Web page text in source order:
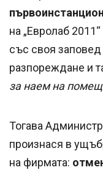
на „Евролаб
със своя
разпореждане и
за наем на
Тогава
произнася в
на фирмата: